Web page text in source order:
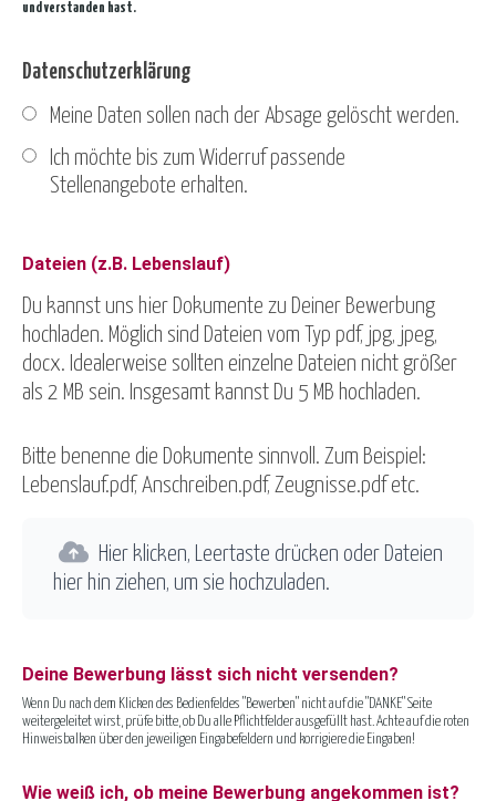
und verstanden hast.
Datenschutzerklärung
Meine Daten sollen nach der Absage gelöscht werden.
Ich möchte bis zum Widerruf passende
Stellenangebote erhalten.
Dateien (z.B. Lebenslauf)
Du kannst uns hier Dokumente zu Deiner Bewerbung
hochladen. Möglich sind Dateien vom Typ pdf, jpg, jpeg,
docx. Idealerweise sollten einzelne Dateien nicht größer
als 2 MB sein. Insgesamt kannst Du 5 MB hochladen.
Bitte benenne die Dokumente sinnvoll. Zum Beispiel:
Lebenslauf.pdf, Anschreiben.pdf, Zeugnisse.pdf etc.
Hier klicken, Leertaste drücken oder Dateien
hier hin ziehen, um sie hochzuladen.
Deine Bewerbung lässt sich nicht versenden?
Wenn Du nach dem Klicken des Bedienfeldes "Bewerben" nicht auf die "DANKE" Seite
weitergeleitet wirst, prüfe bitte, ob Du alle Pflichtfelder ausgefüllt hast. Achte auf die roten
Hinweisbalken über den jeweiligen Eingabefeldern und korrigiere die Eingaben!
Wie weiß ich, ob meine Bewerbung angekommen ist?